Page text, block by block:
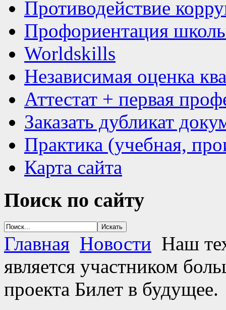
Противодействие
Профориентация
Worldskills
Независимая оценка
Аттестат + первая
Заказать дубликат
Практика (учебная,
Карта сайта
Поиск по сайту
Главная Новости Наш
является участником
проекта Билет в будущее.